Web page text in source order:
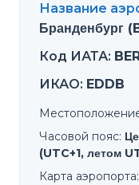
Название
Бранденбург
Код ИАТА:
ИКАО: EDDB
Часовой пояс:
(UTC+1, летом
Карта аэропорта: